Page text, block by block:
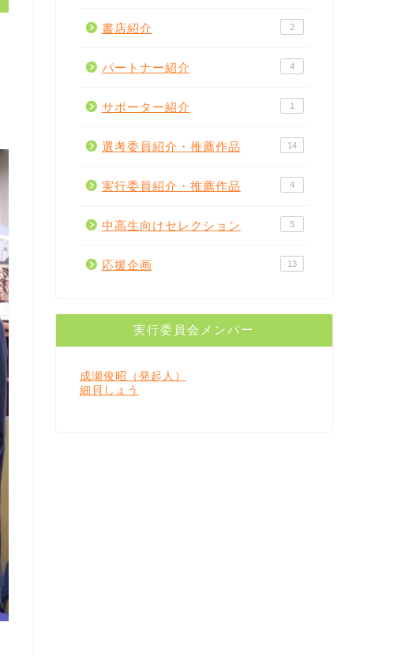
書店紹介 2
パートナー紹介 4
サポーター紹介 1
選考委員紹介・推薦作品 14
実行委員紹介・推薦作品 4
中高生向けセレクション 5
応援企画 13
実行委員会メンバー
成瀬俊昭（発起人）
細貝しょう